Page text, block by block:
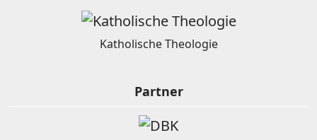
Katholische Theologie
Partner